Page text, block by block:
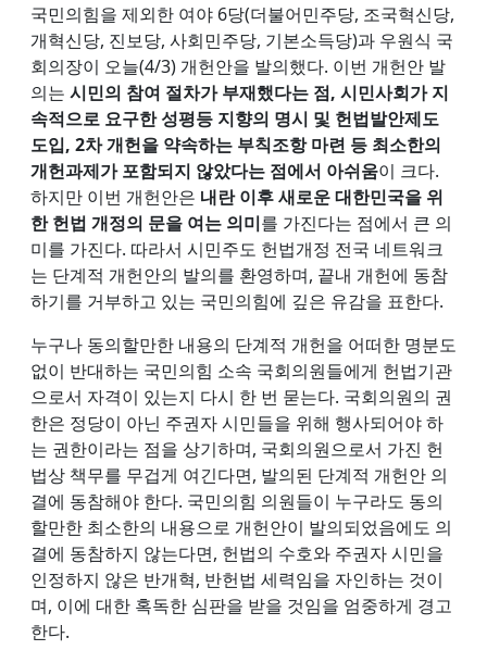
국민의힘을 제외한 여야 6당(더불어민주당, 조국혁신당,
개혁신당, 진보당, 사회민주당, 기본소득당)과 우원식 국
회의장이 오늘(4/3) 개헌안을 발의했다. 이번 개헌안 발
의는 시민의 참여 절차가 부재했다는 점, 시민사회가 지
속적으로 요구한 성평등 지향의 명시 및 헌법발안제도
도입, 2차 개헌을 약속하는 부칙조항 마련 등 최소한의
개헌과제가 포함되지 않았다는 점에서 아쉬움이 크다.
하지만 이번 개헌안은 내란 이후 새로운 대한민국을 위
한 헌법 개정의 문을 여는 의미를 가진다는 점에서 큰 의
미를 가진다. 따라서 시민주도 헌법개정 전국 네트워크
는 단계적 개헌안의 발의를 환영하며, 끝내 개헌에 동참
하기를 거부하고 있는 국민의힘에 깊은 유감을 표한다.
누구나 동의할만한 내용의 단계적 개헌을 어떠한 명분도
없이 반대하는 국민의힘 소속 국회의원들에게 헌법기관
으로서 자격이 있는지 다시 한 번 묻는다. 국회의원의 권
한은 정당이 아닌 주권자 시민들을 위해 행사되어야 하
는 권한이라는 점을 상기하며, 국회의원으로서 가진 헌
법상 책무를 무겁게 여긴다면, 발의된 단계적 개헌안 의
결에 동참해야 한다. 국민의힘 의원들이 누구라도 동의
할만한 최소한의 내용으로 개헌안이 발의되었음에도 의
결에 동참하지 않는다면, 헌법의 수호와 주권자 시민을
인정하지 않은 반개혁, 반헌법 세력임을 자인하는 것이
며, 이에 대한 혹독한 심판을 받을 것임을 엄중하게 경고
한다.